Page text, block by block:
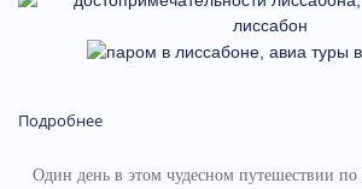
Подробнее
Один день в этом чудесном путешествии по